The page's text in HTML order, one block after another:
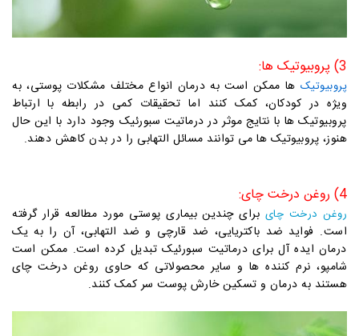
3) پروبیوتیک ها:
پروبیوتیک ها ممکن است به درمان انواع مختلف مشکلات پوستی، به
ویژه در کودکان، کمک کنند اما تحقیقات کمی در رابطه با ارتباط
پروبیوتیک ها با نتایج موثر در درماتیت سبورئیک وجود دارد با این حال
هنوز، پروبیوتیک ها می توانند مسائل التهابی را در بدن کاهش دهند.
4) روغن درخت چای:
روغن درخت چای برای چندین بیماری پوستی مورد مطالعه قرار گرفته
است. فواید ضد باکتریایی، ضد قارچی و ضد التهابی، آن را به یک
درمان ایده آل برای درماتیت سبورئیک تبدیل کرده است. ممکن است
شامپو، نرم کننده ها و سایر محصولاتی که حاوی روغن درخت چای
هستند به درمان و تسکین خارش پوست سر کمک کنند.